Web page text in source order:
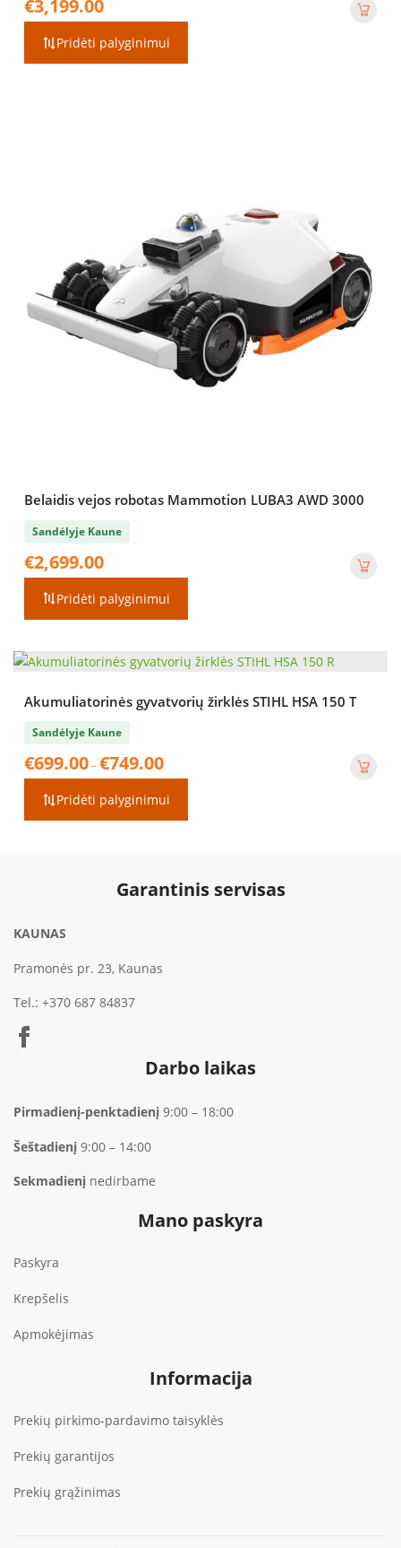
€3,199.00
Pridėti palyginimui
Belaidis vejos robotas Mammotion LUBA3 AWD 3000
Sandėlyje Kaune
€2,699.00
Pridėti palyginimui
Akumuliatorinės gyvatvorių žirklės STIHL HSA 150 T
Sandėlyje Kaune
€699.00–€749.00
€699.00
through
Pridėti palyginimui
Garantinis servisas
KAUNAS
Pramonės pr. 23, Kaunas
Tel.: +370 687 84837
Darbo laikas
Pirmadienį-penktadienį 9:00 – 18:00
Šeštadienį 9:00 – 14:00
Sekmadienį nedirbame
Mano paskyra
Paskyra
Krepšelis
Apmokėjimas
Informacija
Prekių pirkimo-pardavimo taisyklės
Prekių garantijos
Prekių grąžinimas